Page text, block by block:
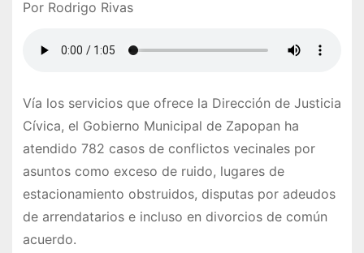
Por Rodrigo Rivas
Vía los servicios que ofrece la Dirección de Justicia
Cívica, el Gobierno Municipal de Zapopan ha
atendido 782 casos de conflictos vecinales por
asuntos como exceso de ruido, lugares de
estacionamiento obstruidos, disputas por adeudos
de arrendatarios e incluso en divorcios de común
acuerdo.